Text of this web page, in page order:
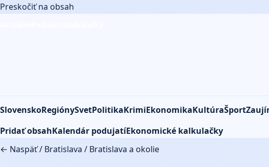
Preskočiť na obsah
SlovenskoRegiónySvetPolitikaKrimiEkonomikaKultúraŠport
Pridať obsahKalendár podujatíEkonomické kalkulačky
← Naspäť/ Bratislava / Bratislava a okolie